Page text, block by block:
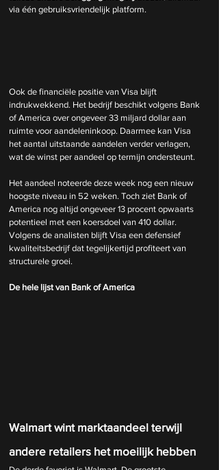
via één gebruiksvriendelijk platform.
Ook de financiële positie van Visa blijft
indrukwekkend. Het bedrijf beschikt volgens Bank
of America over ongeveer 33 miljard dollar aan
ruimte voor aandeleninkoop. Daarmee kan Visa
het aantal uitstaande aandelen verder verlagen,
wat de winst per aandeel op termijn ondersteunt.
Het aandeel noteerde deze week nog een nieuw
hoogste niveau in 52 weken. Toch ziet Bank of
America nog altijd ongeveer 13 procent opwaarts
potentieel met een koersdoel van 410 dollar.
Volgens de analisten blijft Visa een defensief
kwaliteitsbedrijf dat tegelijkertijd profiteert van
structurele groei.
De hele lijst van Bank of America
Walmart wint marktaandeel terwijl
andere retailers het moeilijk hebben